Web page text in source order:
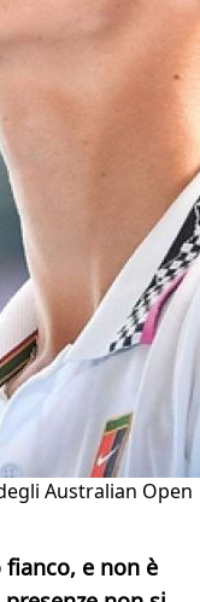
Australian Open
e non è